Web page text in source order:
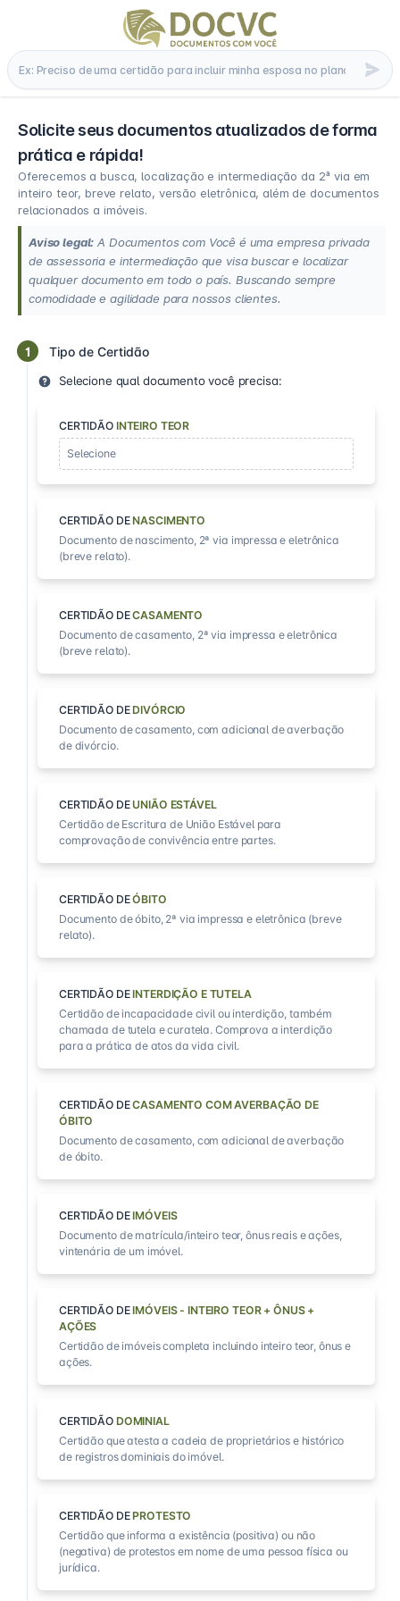
Solicite seus documentos atualizados de forma
prática e rápida!
Oferecemos a busca, localização e intermediação da 2ª via em
inteiro teor, breve relato, versão eletrônica, além de documentos
relacionados a imóveis.
Aviso legal: A Documentos com Você é uma empresa privada
de assessoria e intermediação que visa buscar e localizar
qualquer documento em todo o país. Buscando sempre
comodidade e agilidade para nossos clientes.
1 Tipo de Certidão
Selecione qual documento você precisa:
CERTIDÃO INTEIRO TEOR
Selecione
CERTIDÃO DENASCIMENTO
Documento de nascimento, 2ª via impressa e eletrônica
(breve relato).
CERTIDÃO DECASAMENTO
Documento de casamento, 2ª via impressa e eletrônica
(breve relato).
CERTIDÃO DEDIVÓRCIO
Documento de casamento, com adicional de averbação
de divórcio.
CERTIDÃO DEUNIÃO ESTÁVEL
Certidão de Escritura de União Estável para
comprovação de convivência entre partes.
CERTIDÃO DEÓBITO
Documento de óbito, 2ª via impressa e eletrônica (breve
relato).
CERTIDÃO DEINTERDIÇÃO E TUTELA
Certidão de incapacidade civil ou interdição, também
chamada de tutela e curatela. Comprova a interdição
para a prática de atos da vida civil.
CERTIDÃO DECASAMENTO COM AVERBAÇÃO DE
ÓBITO
Documento de casamento, com adicional de averbação
de óbito.
CERTIDÃO DEIMÓVEIS
Documento de matrícula/inteiro teor, ônus reais e ações,
vintenária de um imóvel.
CERTIDÃO DEIMÓVEIS - INTEIRO TEOR + ÔNUS +
AÇÕES
Certidão de imóveis completa incluindo inteiro teor, ônus e
ações.
CERTIDÃO DOMINIAL
Certidão que atesta a cadeia de proprietários e histórico
de registros dominiais do imóvel.
CERTIDÃO DEPROTESTO
Certidão que informa a existência (positiva) ou não
(negativa) de protestos em nome de uma pessoa física ou
jurídica.